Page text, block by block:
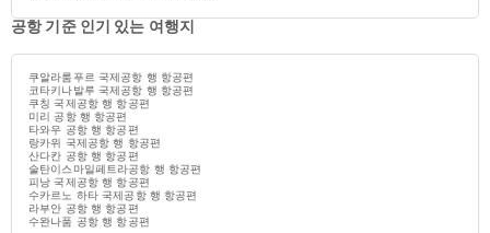
공항 기준 인기 있는 여행지
쿠알라룸푸르 국제공항 행 항공편
코타키나발루 국제공항 행 항공편
쿠칭 국제공항 행 항공편
미리 공항 행 항공편
타와우 공항 행 항공편
랑카위 국제공항 행 항공편
산다칸 공항 행 항공편
술탄이스마일페트라공항 행 항공편
피낭 국제공항 행 항공편
수카르노 하타 국제공항 행 항공편
라부안 공항 행 항공편
수완나품 공항 행 항공편